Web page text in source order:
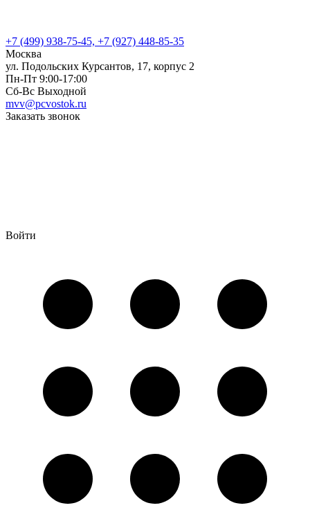
+7 (499) 938-75-45, +7 (927) 448-85-35
Москва
ул. Подольских Курсантов, 17, корпус 2
Пн-Пт 9:00-17:00
Сб-Вс Выходной
mvv@pcvostok.ru
Заказать звонок
Войти